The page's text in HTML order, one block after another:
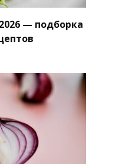
— подборка